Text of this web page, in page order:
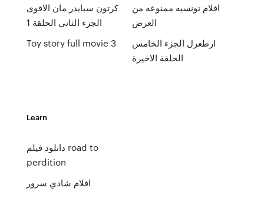
كرتون سبايدر مان الاقوى
الجزء الثاني الحلقة 1
Toy story full movie 3
افلام تونسيه ممنوعه من
العرض
ارطغرل الجزء الخامس
الحلقة الاخيرة
Learn
دانلود فيلم road to
perdition
افلام شادي سرور